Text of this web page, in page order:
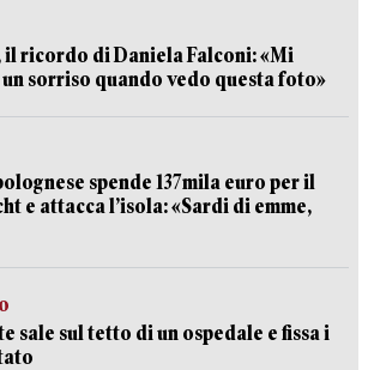
ricordo di Daniela Falconi: «Mi
un sorriso quando vedo questa foto»
spende 137mila euro per il
e attacca l’isola: «Sardi di emme,
sale sul tetto di un ospedale e fissa i